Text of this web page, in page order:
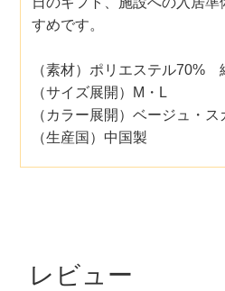
すめです。
（素材）ポリエステル70%
（サイズ展開）M・L
（カラー展開）ベージュ・
（生産国）中国製
レビュー